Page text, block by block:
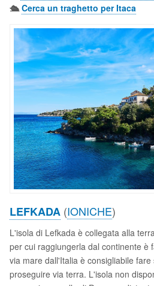
🛳️ Cerca un traghetto per Itaca
LEFKADA (IONICHE)
L'isola di Lefkada è collegata alla
per cui raggiungerla dal continente è
via mare dall'Italia è consigliabile
proseguire via terra. L'isola non